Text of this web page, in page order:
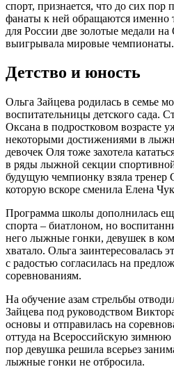
спорт, признается, что до сих пор
фанаты к ней обращаются именно
для России две золотые медали
выигрывала мировые чемпионаты.
Детство и юность
Ольга Зайцева родилась в семье
воспитательницы детского сада.
Оксана в подростковом возрасте
некоторыми достижениями в
девочек Оля тоже захотела
в ряды лыжной секции
будущую чемпионку взяла тренер
которую вскоре сменила Елена
Программа школы дополнилась
спорта – биатлоном, но
него лыжные гонки, девушек в
хватало. Ольга заинтересовалась
с радостью согласилась на
соревнованиям.
На обучение азам стрельбы
Зайцева под руководством
основы и отправилась на
оттуда на Всероссийскую зимнюю
пор девушка решила всерьез
лыжные гонки не отбросила.